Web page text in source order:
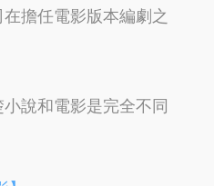
擔任電影版本編劇之
說和電影是完全不同